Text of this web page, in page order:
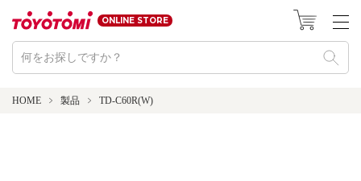
ONLINE STORE
HOME 製品 TD-C60R(W)